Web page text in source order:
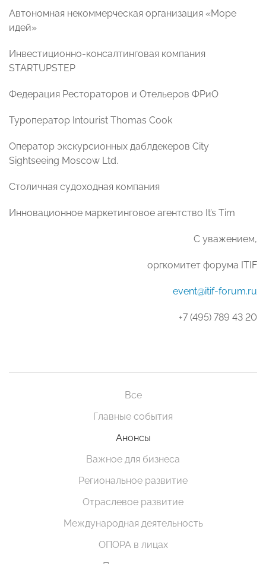
Автономная некоммерческая организация «Море
идей»
Инвестиционно-консалтинговая компания
STARTUPSTEP
Федерация Рестораторов и Отельеров ФРиО
Туроператор Intourist Thomas Cook
Оператор экскурсионных даблдекеров City
Sightseeing Moscow Ltd.
Столичная судоходная компания
Инновационное маркетинговое агентство It’s Tim
С уважением,
оргкомитет форума ITIF
event@itif-forum.ru
+7 (495) 789 43 20
Все
Главные события
Анонсы
Важное для бизнеса
Региональное развитие
Отраслевое развитие
Международная деятельность
ОПОРА в лицах